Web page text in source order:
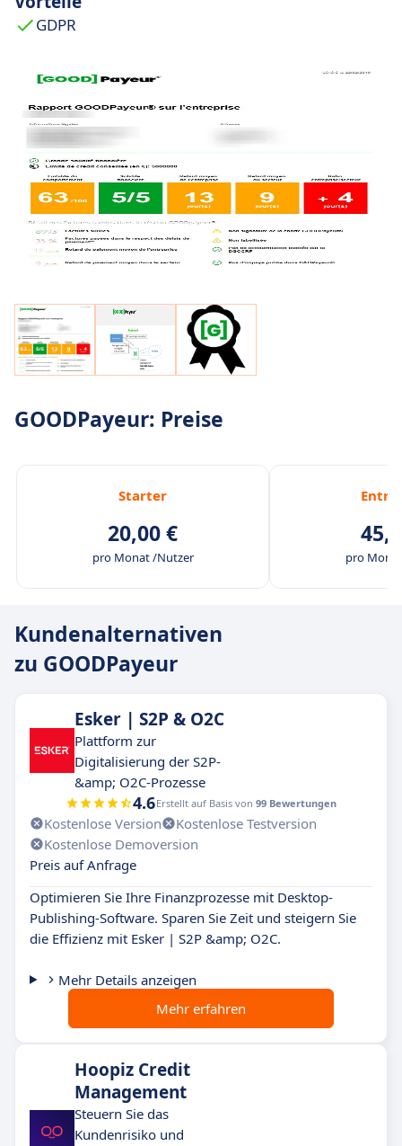
GDPR
GOODPayeur: Preise
Starter
20,00 €
pro Monat /Nutzer pro
Kundenalternativen
zu GOODPayeur
Esker | S2P & O2C
Plattform zur
Digitalisierung der S2P-
&amp; O2C-Prozesse
4.6Erstellt auf Basis von 99 Bewertungen
Kostenlose Version
Kostenlose Testversion
Kostenlose Demoversion
Preis auf Anfrage
Optimieren Sie Ihre Finanzprozesse mit Desktop-
Publishing-Software. Sparen Sie Zeit und steigern Sie
die Effizienz mit Esker | S2P &amp; O2C.
Mehr Details anzeigen
Mehr erfahren
Hoopiz Credit
Management
Steuern Sie das
Kundenrisiko und